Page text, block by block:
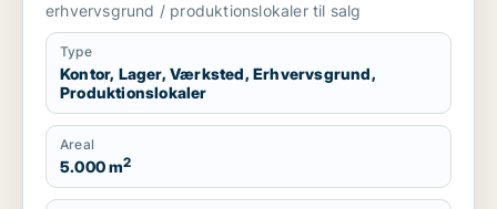
erhvervsgrund / produktionslokaler til salg
Type
Kontor, Lager, Værksted, Erhvervsgrund,
Produktionslokaler
Areal
5.000 m2